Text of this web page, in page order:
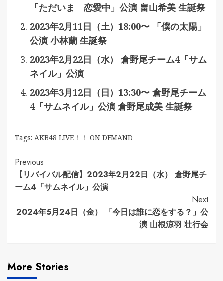
「ただいま 恋愛中」公演 畠山希美 生誕祭
2023年2月11日（土）18:00〜 「僕の太陽」
公演 小林蘭 生誕祭
2023年2月22日（水） 倉野尾チーム4「サム
ネイル」公演
2023年3月12日（日）13:30〜 倉野尾チーム
4「サムネイル」公演 倉野尾成美 生誕祭
Tags: AKB48 LIVE！！ ON DEMAND
Continue
Reading
Previous
【リバイバル配信】2023年2月22日（水） 倉野尾チ
ーム4「サムネイル」公演
Next
2024年5月24日（金） 「今日は誰に恋をする？」公
演 山根涼羽 壮行会
More Stories